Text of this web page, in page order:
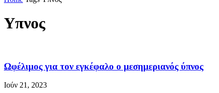
Υπνος
Ωφέλιμος για τον εγκέφαλο ο μεσημεριανός ύπνος
Ιούν 21, 2023